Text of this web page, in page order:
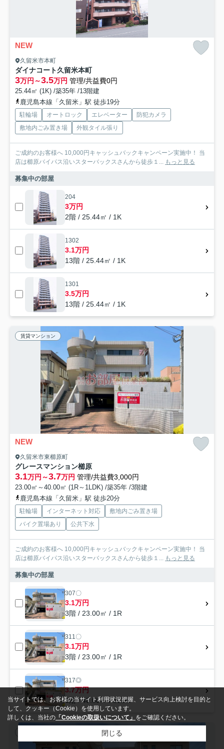
NEW
久留米市本町
ダイナコート久留米本町
3万円～3.5万円 管理/共益費0円
25.44㎡ (1K) /築35年 /13階建
鹿児島本線「久留米」駅 徒歩19分
駐輪場 オートロック エレベーター
防犯カメラ
敷地内ごみ置き場
外観タイル張り
ご成約のお客様へ 10,000円キャッシュバックキャンペーン実施中！ 当
店は櫛原バイパス沿いスターバックスさんから徒歩１...
もっと見る
募集中の部屋
204
3万円
2階 / 25.44㎡ / 1K
1302
3.1万円
13階 / 25.44㎡ / 1K
1301
3.5万円
13階 / 25.44㎡ / 1K
賃貸マンション
NEW
久留米市東櫛原町
グレースマンション櫛原
3.1万円～3.7万円 管理/共益費3,000円
23.00㎡～40.00㎡ (1R～1LDK) /築35年 /3階建
鹿児島本線「久留米」駅 徒歩20分
駐輪場 インターネット対応
敷地内ごみ置き場
バイク置場あり
公共下水
ご成約のお客様へ 10,000円キャッシュバックキャンペーン実施中！ 当
店は櫛原バイパス沿いスターバックスさんから徒歩１...
もっと見る
募集中の部屋
307〇
3.1万円
3階 / 23.00㎡ / 1R
311〇
3.1万円
3階 / 23.00㎡ / 1R
317◎
3.7万円
3階 / 40.00㎡ / 1LDK
当サイトでは、お客様の当サイト利用状況把握、サービス向上検討を目的と
して、クッキー（Cookie）を使用しています。
詳しくは、当社の 「Cookieの取扱いについて」 をご確認ください。
閉じる